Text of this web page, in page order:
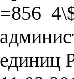
=856
единиц